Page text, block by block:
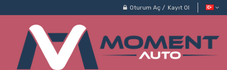
Oturum Aç / Kayıt Ol